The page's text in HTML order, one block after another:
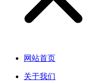
网站首页
关于我们